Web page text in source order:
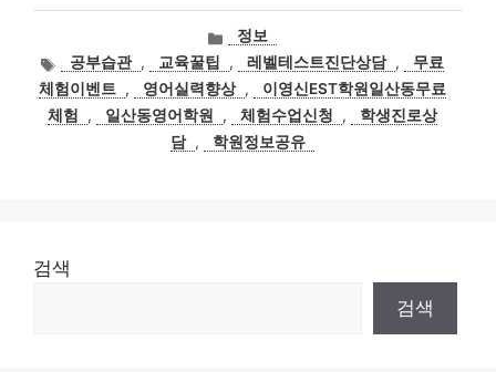
카
고
리
정보
태
그
공부습관 , 교육꿀팁 , 레벨테스트진단상담 ,
무료
체험이벤트 , 영어실력향상 ,
이영신EST학원일산동무료
체험
, 일산동영어학원 , 체험수업신청 ,
학생진로상
담 , 학원정보공유
검색
검색